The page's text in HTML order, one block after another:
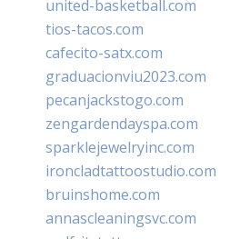
united-basketball.com
tios-tacos.com
cafecito-satx.com
graduacionviu2023.com
pecanjackstogo.com
zengardendayspa.com
sparklejewelryinc.com
ironcladtattoostudio.com
bruinshome.com
annascleaningsvc.com